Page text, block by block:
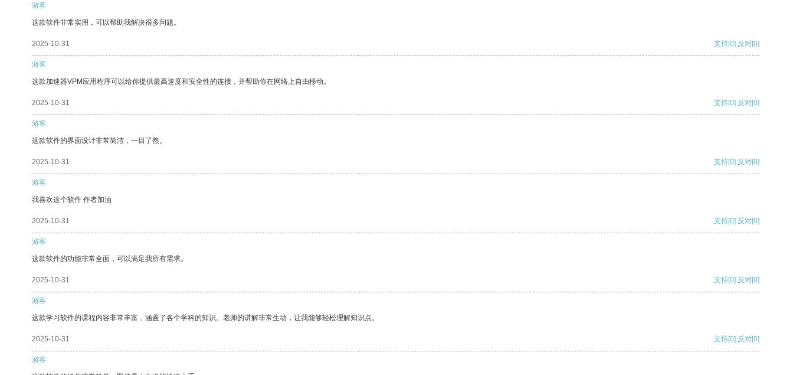
游客
这款软件非常实用，可以帮助我解决很多问题。
2025-10-31 支持[0] 反对[0]
游客
这款加速器VPM应用程序可以给你提供最高速度和安全性的连接，并帮助你在网络上自由移动。
2025-10-31 支持[0] 反对[0]
游客
这款软件的界面设计非常简洁，一目了然。
2025-10-31 支持[0] 反对[0]
游客
我喜欢这个软件 作者加油
2025-10-31 支持[0] 反对[0]
游客
这款软件的功能非常全面，可以满足我所有需求。
2025-10-31 支持[0] 反对[0]
游客
这款学习软件的课程内容非常丰富，涵盖了各个学科的知识。老师的讲解非常生动，让我能够轻松理解知识点。
2025-10-31 支持[0] 反对[0]
游客